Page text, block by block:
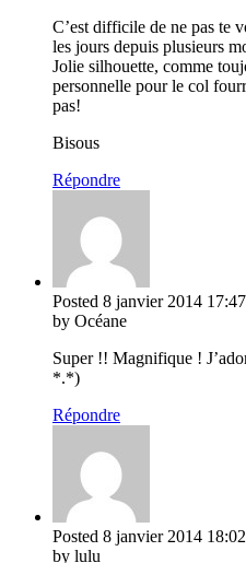
C’est difficile de ne pas te
les jours depuis plusieurs
Jolie silhouette, comme
personnelle pour le col
pas!
Bisous
Répondre
Posted 8 janvier 2014 17:47
by Océane
Super !! Magnifique !
*.*)
Répondre
Posted 8 janvier 2014 18:02
by lulu